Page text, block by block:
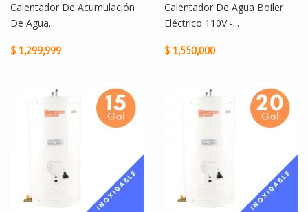
Calentador De Acumulación
De Agua...
$ 1,299,999
Calentador De Agua Boiler
Eléctrico 110V -...
$ 1,550,000